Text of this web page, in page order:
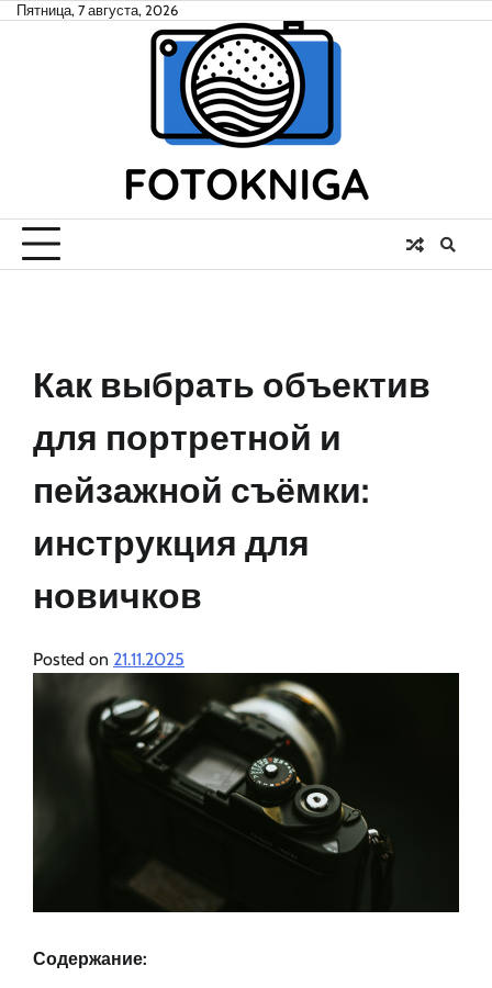
SkipПятница, 7 августа, 2026
Как выбрать объектив
для портретной и
пейзажной съёмки:
инструкция для
новичков
Posted on 21.11.2025
Содержание: